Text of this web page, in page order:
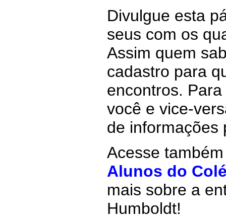
Divulgue esta
seus com os
Assim quem
cadastro para
encontros.
você e vice-
de informações
Acesse
Alunos do
mais sobre a
Humboldt!